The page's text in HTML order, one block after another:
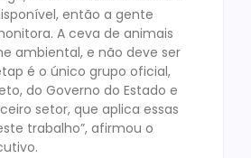
então a gente
A ceva de animais
ambiental, e não deve ser
é o único grupo oficial,
do Governo do Estado e
setor, que aplica essas
trabalho”, afirmou o